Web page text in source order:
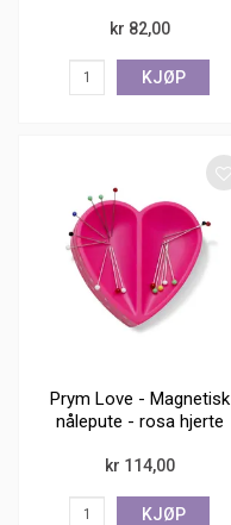
kr 82,00
KJØP
Prym Love - Magnetisk
nålepute - rosa hjerte
kr 114,00
KJØP